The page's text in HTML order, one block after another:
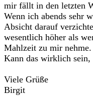
mir fällt in den letzten
Wenn ich abends sehr
Absicht darauf
wesentlich höher als
Mahlzeit zu mir nehme.
Kann das wirklich
Viele Grüße
Birgit